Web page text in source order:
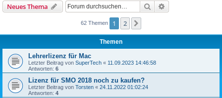
Neues Thema Suche
62 Themen 1 2
Themen
Lehrerlizenz für Mac
Letzter Beitrag von SuperTech « 11.09.2023 14:46:58
Antworten: 6
Lizenz für SMO 2018 noch zu kaufen?
Letzter Beitrag von Torsten « 24.11.2022 01:02:24
Antworten: 4